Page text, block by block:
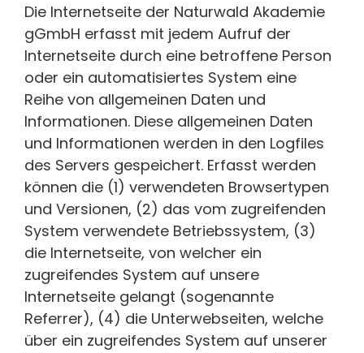
Die Internetseite der Naturwald Akademie
gGmbH erfasst mit jedem Aufruf der
Internetseite durch eine betroffene Person
oder ein automatisiertes System eine
Reihe von allgemeinen Daten und
Informationen. Diese allgemeinen Daten
und Informationen werden in den Logfiles
des Servers gespeichert. Erfasst werden
können die (1) verwendeten Browsertypen
und Versionen, (2) das vom zugreifenden
System verwendete Betriebssystem, (3)
die Internetseite, von welcher ein
zugreifendes System auf unsere
Internetseite gelangt (sogenannte
Referrer), (4) die Unterwebseiten, welche
über ein zugreifendes System auf unserer